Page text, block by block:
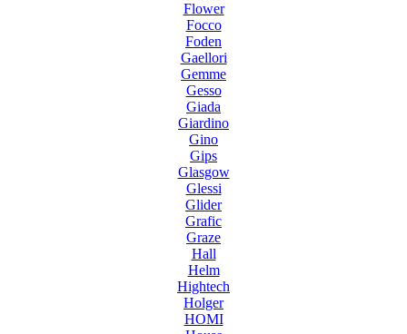
Flower
Focco
Foden
Gaellori
Gemme
Gesso
Giada
Giardino
Gino
Gips
Glasgow
Glessi
Glider
Grafic
Graze
Hall
Helm
Hightech
Holger
HOMI